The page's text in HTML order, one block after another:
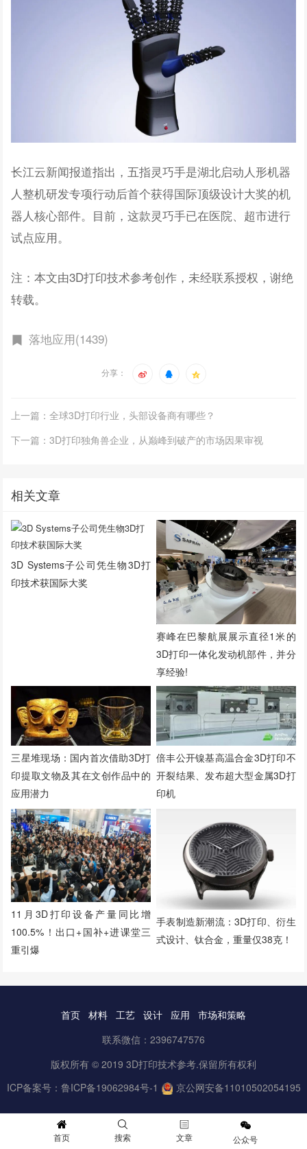
长江云新闻报道指出，五指灵巧手是湖北启动人形机器
人整机研发专项行动后首个获得国际顶级设计大奖的机
器人核心部件。目前，这款灵巧手已在医院、超市进行
试点应用。
注：本文由3D打印技术参考创作，未经联系授权，谢绝
转载。
落地应用(1439)
分享：
上一篇：全球3D打印行业，头部设备商有哪些？
下一篇：3D打印独角兽企业，从巅峰到破产的市场因果审视
相关文章
3D Systems子公司凭生物3D打
印技术获国际大奖
赛峰在巴黎航展展示直径1米的
3D打印一体化发动机部件，并分
享经验!
三星堆现场：国内首次借助3D打
印提取文物及其在文创作品中的
应用潜力
倍丰公开镍基高温合金3D打印不
开裂结果、发布超大型金属3D打
印机
11月3D打印设备产量同比增
100.5%！出口+国补+进课堂三
重引爆
手表制造新潮流：3D打印、衍生
式设计、钛合金，重量仅38克！
首页 材料 工艺 设计 应用
市场和策略
联系微信：2396747576
版权所有 © 2019 3D打印技术参考.保留所有权利
ICP备案号： 鲁ICP备19062984号-1 京公网安备11010502054195
首页 搜索 文章 公众号